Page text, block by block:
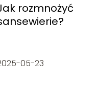
rozmnożyć
05-23